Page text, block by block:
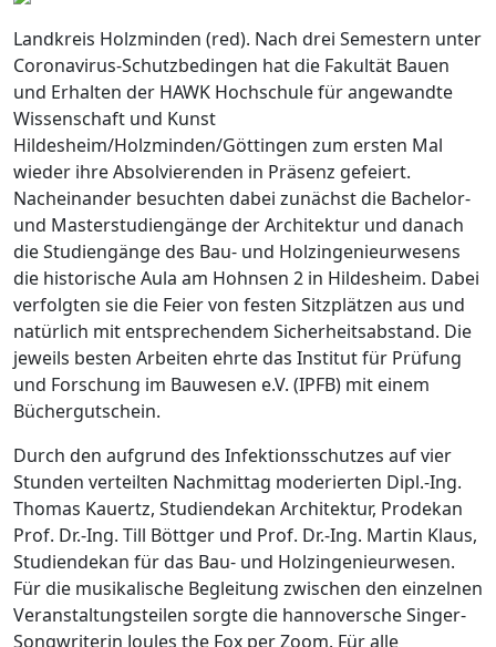
Landkreis Holzminden (red). Nach drei Semestern unter
Coronavirus-Schutzbedingen hat die Fakultät Bauen
und Erhalten der HAWK Hochschule für angewandte
Wissenschaft und Kunst
Hildesheim/Holzminden/Göttingen zum ersten Mal
wieder ihre Absolvierenden in Präsenz gefeiert.
Nacheinander besuchten dabei zunächst die Bachelor-
und Masterstudiengänge der Architektur und danach
die Studiengänge des Bau- und Holzingenieurwesens
die historische Aula am Hohnsen 2 in Hildesheim. Dabei
verfolgten sie die Feier von festen Sitzplätzen aus und
natürlich mit entsprechendem Sicherheitsabstand. Die
jeweils besten Arbeiten ehrte das Institut für Prüfung
und Forschung im Bauwesen e.V. (IPFB) mit einem
Büchergutschein.
Durch den aufgrund des Infektionsschutzes auf vier
Stunden verteilten Nachmittag moderierten Dipl.-Ing.
Thomas Kauertz, Studiendekan Architektur, Prodekan
Prof. Dr.-Ing. Till Böttger und Prof. Dr.-Ing. Martin Klaus,
Studiendekan für das Bau- und Holzingenieurwesen.
Für die musikalische Begleitung zwischen den einzelnen
Veranstaltungsteilen sorgte die hannoversche Singer-
Songwriterin Joules the Fox per Zoom. Für alle